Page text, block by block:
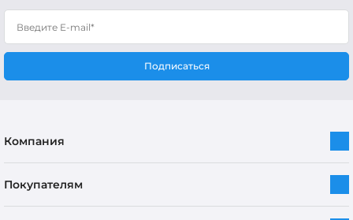
Подписаться
Компания
Покупателям